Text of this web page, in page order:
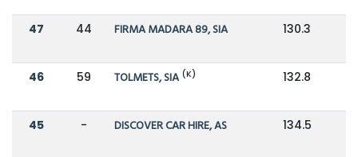
47 44 FIRMA MADARA 89, SIA 130.3
46 59 TOLMETS, SIA (K) 132.8
45 - DISCOVER CAR HIRE, AS 134.5